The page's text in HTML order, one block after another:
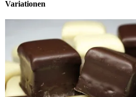
Variationen